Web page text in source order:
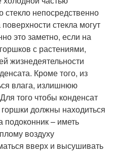
стекло непосредственно
стекла могут
это заметно, если на
с растениями,
жизнедеятельности
Кроме того, из
влага, излишнюю
того чтобы конденсат
должны находиться
подоконник – иметь
воздуху
вверх и высушивать